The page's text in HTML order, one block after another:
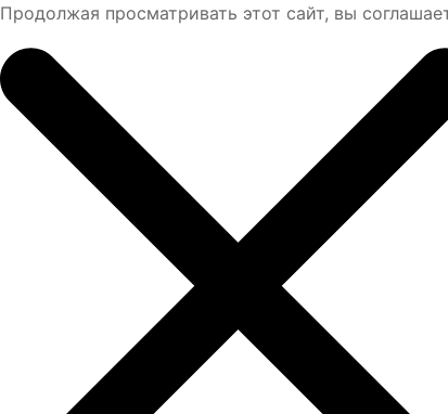
Продолжая просматривать этот сайт, вы